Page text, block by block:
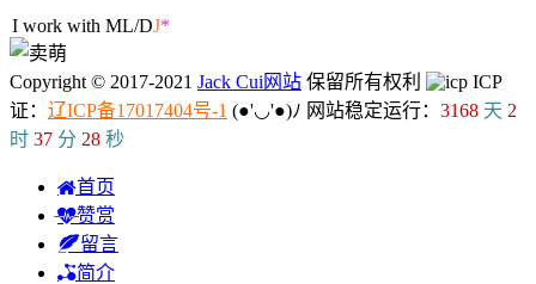
I work with ML/DL.
Copyright © 2017-2021 Jack Cui网站 保留所有权利
ICP
证： 辽ICP备17017404号-1 (●'◡'●)ﾉ 网站稳定运行： 3168 天 2
时 37 分 29 秒
首页
赞赏
留言
简介